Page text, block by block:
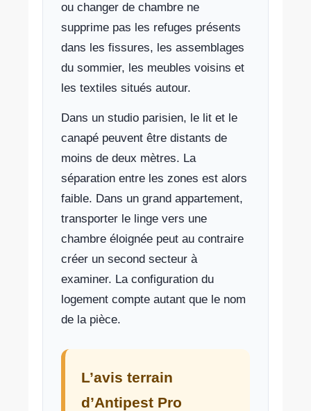
ou changer de chambre ne
supprime pas les refuges présents
dans les fissures, les assemblages
du sommier, les meubles voisins et
les textiles situés autour.
Dans un studio parisien, le lit et le
canapé peuvent être distants de
moins de deux mètres. La
séparation entre les zones est alors
faible. Dans un grand appartement,
transporter le linge vers une
chambre éloignée peut au contraire
créer un second secteur à
examiner. La configuration du
logement compte autant que le nom
de la pièce.
L’avis terrain
d’Antipest Pro